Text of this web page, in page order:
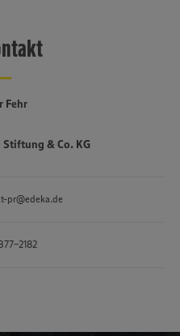
Fehr
Stiftung & Co. KG
pr@edeka.de
2182